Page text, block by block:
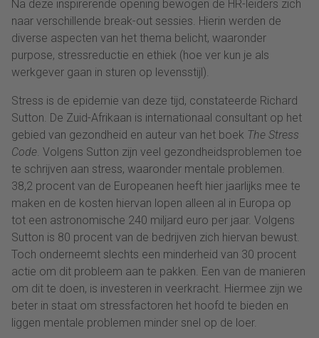
Na deze inspirerende opening bewogen de HR-leiders zich
naar verschillende break-out sessies. Hierin werden de
diverse aspecten van het thema belicht, waaronder
purpose, stressreductie en ethiek (hoe ver kun je als
werkgever gaan in sturen op levensstijl).
Stress is de epidemie van deze tijd, constateerde Richard
Sutton. De Zuid-Afrikaan is internationaal consultant op het
gebied van gezondheid en auteur van het boek The Stress
Code. Volgens Sutton zijn veel gezondheidsproblemen toe
te schrijven aan stress, waaronder mentale problemen.
38,2 procent van de Europeanen heeft hier jaarlijks mee te
maken en de kosten hiervan lopen alleen al in Europa op
tot een astronomische 240 miljard euro per jaar. Volgens
Sutton is 80 procent van de bedrijven zich hiervan bewust.
Toch onderneemt slechts een minderheid van 30 procent
actie om dit probleem aan te pakken. Een van de manieren
om dit te doen, is investeren in veerkracht. Hiermee zijn we
beter in staat om stressfactoren het hoofd te bieden en
liggen mentale problemen minder snel op de loer.